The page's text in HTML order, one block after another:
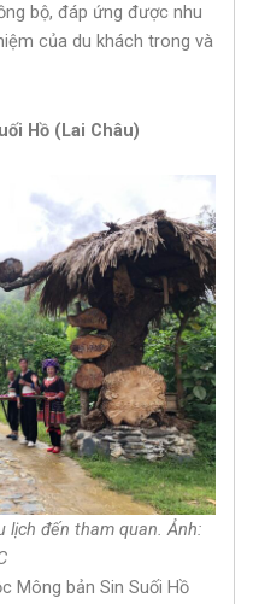
bộ, đáp ứng được nhu
của du khách trong và
Hồ (Lai Châu)
lịch đến tham quan. Ảnh:
Mông bản Sin Suối Hồ